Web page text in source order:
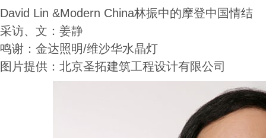
David Lin &Modern China林振中的摩登中国情结
采访、文：姜静
鸣谢：金达照明/维沙华水晶灯
图片提供：北京圣拓建筑工程设计有限公司